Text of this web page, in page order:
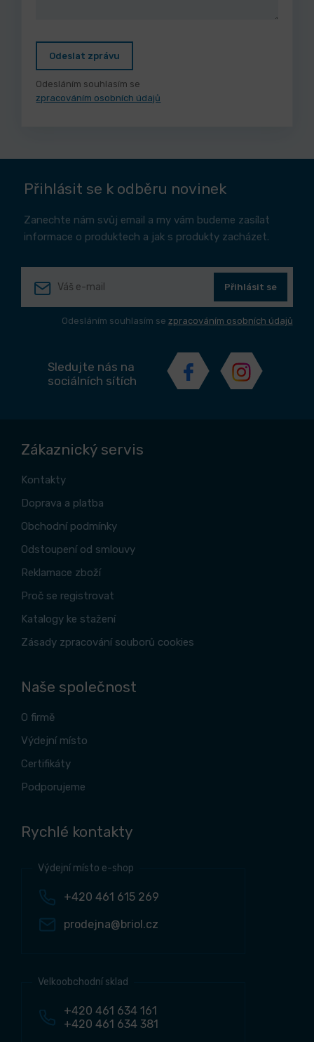
Odeslat zprávu
Odesláním souhlasím se
zpracováním osobních údajů
Přihlásit se k odběru novinek
Zanechte nám svůj email a my vám budeme zasílat
informace o produktech a jak s produkty zacházet.
Přihlásit se
Odesláním souhlasím se zpracováním osobních údajů
Sledujte nás na
sociálních sítích
Zákaznický servis
Kontakty
Doprava a platba
Obchodní podmínky
Odstoupení od smlouvy
Reklamace zboží
Proč se registrovat
Katalogy ke stažení
Zásady zpracování souborů cookies
Naše společnost
O firmě
Výdejní místo
Certifikáty
Podporujeme
Rychlé kontakty
Výdejní místo e-shop
+420 461 615 269
prodejna@briol.cz
Velkoobchodní sklad
+420 461 634 161
+420 461 634 381